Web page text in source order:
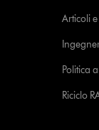
Articoli
Politica
Riciclo